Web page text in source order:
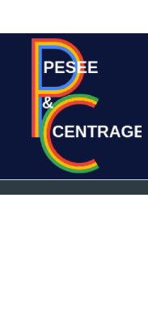
Blog
PM